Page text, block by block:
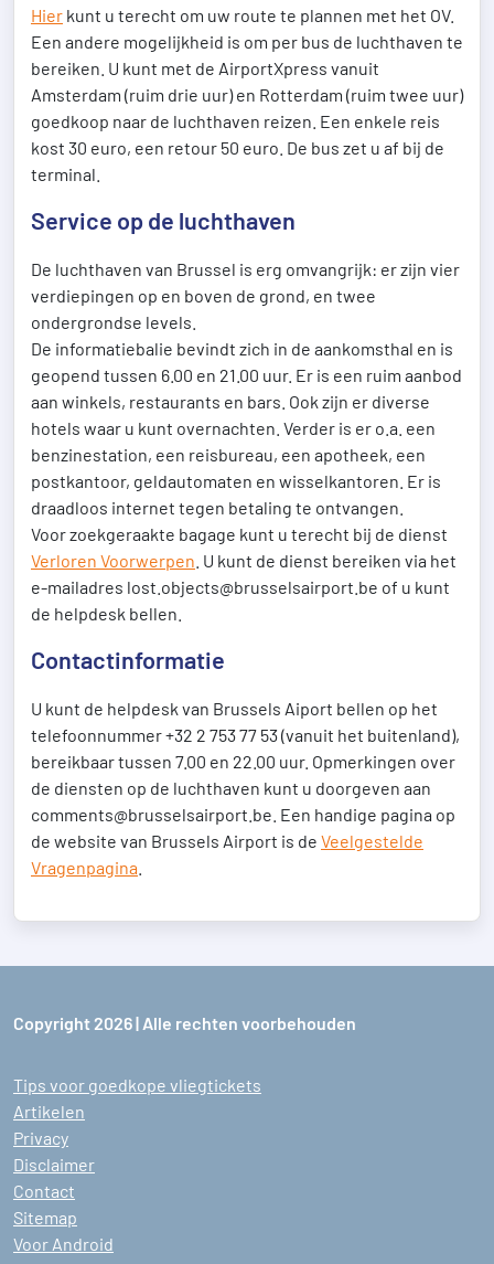
Hier kunt u terecht om uw route te plannen met het OV.
Een andere mogelijkheid is om per bus de luchthaven te
bereiken. U kunt met de AirportXpress vanuit
Amsterdam (ruim drie uur) en Rotterdam (ruim twee uur)
goedkoop naar de luchthaven reizen. Een enkele reis
kost 30 euro, een retour 50 euro. De bus zet u af bij de
terminal.
Service op de luchthaven
De luchthaven van Brussel is erg omvangrijk: er zijn vier
verdiepingen op en boven de grond, en twee
ondergrondse levels.
De informatiebalie bevindt zich in de aankomsthal en is
geopend tussen 6.00 en 21.00 uur. Er is een ruim aanbod
aan winkels, restaurants en bars. Ook zijn er diverse
hotels waar u kunt overnachten. Verder is er o.a. een
benzinestation, een reisbureau, een apotheek, een
postkantoor, geldautomaten en wisselkantoren. Er is
draadloos internet tegen betaling te ontvangen.
Voor zoekgeraakte bagage kunt u terecht bij de dienst
Verloren Voorwerpen . U kunt de dienst bereiken via het
e-mailadres lost.objects@brusselsairport.be of u kunt
de helpdesk bellen.
Contactinformatie
U kunt de helpdesk van Brussels Aiport bellen op het
telefoonnummer +32 2 753 77 53 (vanuit het buitenland),
bereikbaar tussen 7.00 en 22.00 uur. Opmerkingen over
de diensten op de luchthaven kunt u doorgeven aan
comments@brusselsairport.be. Een handige pagina op
de website van Brussels Airport is de Veelgestelde
Vragenpagina
Copyright 2026 | Alle rechten voorbehouden
Tips voor goedkope vliegtickets
Artikelen
Privacy
Disclaimer
Contact
Sitemap
Voor Android